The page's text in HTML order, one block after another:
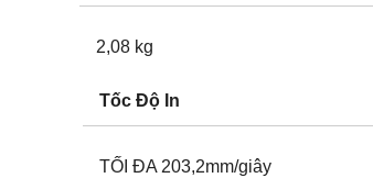
2,08 kg
Tốc Độ In
TỐI ĐA 203,2mm/giây